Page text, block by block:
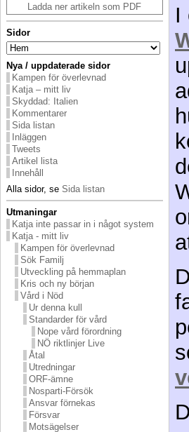
Ladda ner artikeln som PDF
Sidor
Nya / uppdaterade sidor
Kampen för överlevnad
Katja – mitt liv
Skyddad: Italien
Kommentarer
Sida listan
Inläggen
Tweets
Artikel lista
Innehåll
Alla sidor, se Sida listan
Utmaningar
Katja inte passar in i något system
Katja - mitt liv
Kampen för överlevnad
Sök Familj
Utveckling på hemmaplan
Kris och ny början
Vård i Nöd
Ur denna kull
Standarder för vård
Nope vård förordning
NÖ riktlinjer Live
Åtal
Utredningar
ORF-ämne
Nosparti-Försök
Ansvar förnekas
Försvar
Motsägelser
I